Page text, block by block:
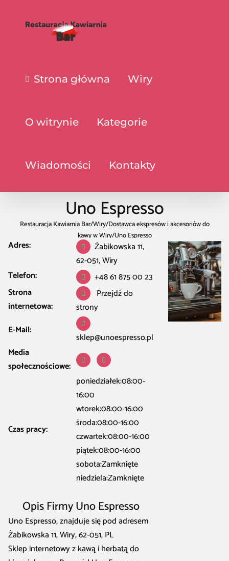
Strona główna Wiry
O witrynie Kategorie
Wiadomości Kontakty
Uno Espresso
Restauracja Kawiarnia Bar/Wiry/Dostawca ekspresów i akcesoriów do
kawy w Wiry/Uno Espresso
Adres:
Żabikowska 11,
62-051, Wiry
Telefon:
+48 61 875 00 23
Strona
internetowa:
Przejdź do
strony
E-Mail:
sklep@unoespresso.pl
Media
społecznościowe:
Czas pracy:
poniedziałek:08:00-
16:00
wtorek:08:00-16:00
środa:08:00-16:00
czwartek:08:00-16:00
piątek:08:00-16:00
sobota:Zamknięte
niedziela:Zamknięte
Opis Firmy Uno Espresso
Uno Espresso, znajduje się pod adresem
Żabikowska 11, Wiry, 62-051, PL
Sklep internetowy z kawą i herbatą do